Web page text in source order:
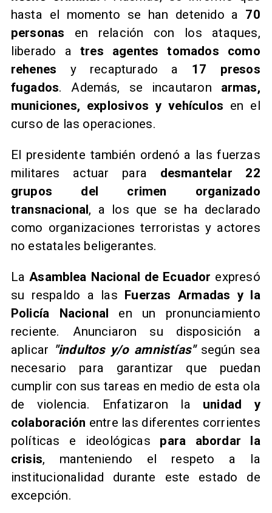
hasta el momento se han detenido a 70
personas en relación con los ataques,
liberado a tres agentes tomados como
rehenes y recapturado a 17 presos
fugados. Además, se incautaron armas,
municiones, explosivos y vehículos en el
curso de las operaciones.
​El presidente también ordenó a las fuerzas
militares actuar para desmantelar 22
grupos del crimen organizado
transnacional, a los que se ha declarado
como organizaciones terroristas y actores
no estatales beligerantes.
​La Asamblea Nacional de Ecuador expresó
su respaldo a las Fuerzas Armadas y la
Policía Nacional en un pronunciamiento
reciente. Anunciaron su disposición a
aplicar "indultos y/o amnistías"según sea
necesario para garantizar que puedan
cumplir con sus tareas en medio de esta ola
de violencia. Enfatizaron la unidad y
colaboración entre las diferentes corrientes
políticas e ideológicas para abordar la
crisis, manteniendo el respeto a la
institucionalidad durante este estado de
excepción.